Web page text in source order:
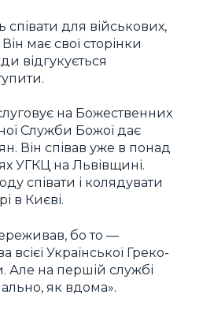
для військових,
має свої сторінки
відгукується
на Божественних
Служби Божої дає
Він співав уже в понад
УГКЦ на Львівщині.
співати і колядувати
в Києві.
бо то —
Української Греко-
Але на першій службі
як вдома».